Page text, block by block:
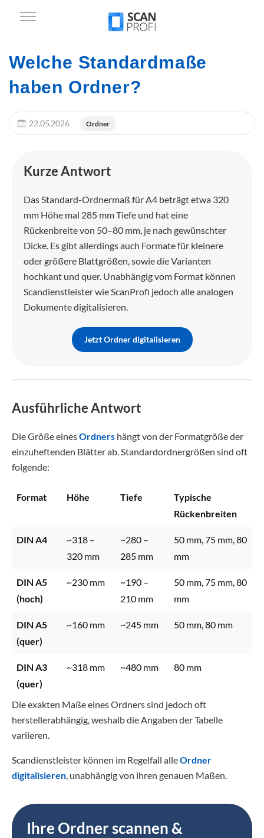
Welche Standardmaße
haben Ordner?
22.05.2026 Ordner
Kurze Antwort
Das Standard-Ordnermaß für A4 beträgt etwa 320
mm Höhe mal 285 mm Tiefe und hat eine
Rückenbreite von 50–80 mm, je nach gewünschter
Dicke. Es gibt allerdings auch Formate für kleinere
oder größere Blattgrößen, sowie die Varianten
hochkant und quer. Unabhängig vom Format können
Scandienstleister wie ScanProfi jedoch alle analogen
Dokumente digitalisieren.
Jetzt Ordner digitalisieren
Ausführliche Antwort
Die Größe einesOrdners hängt von der Formatgröße der
einzuheftenden Blätter ab. Standardordnergrößen sind oft
folgende:
Format Höhe Tiefe
Typische
Rückenbreiten
DIN A4
~318 –
320 mm
~280 –
285 mm
50 mm, 75 mm, 80
mm
DIN A5
(hoch)
~230 mm
~190 –
210 mm
50 mm, 75 mm, 80
mm
DIN A5
(quer)
~160 mm ~245 mm 50 mm, 80 mm
DIN A3
(quer)
~318 mm ~480 mm 80 mm
Die exakten Maße eines Ordners sind jedoch oft
herstellerabhängig, weshalb die Angaben der Tabelle
variieren.
Scandienstleister können im Regelfall alleOrdner
digitalisieren, unabhängig von ihren genauen Maßen.
Ihre Ordner scannen &